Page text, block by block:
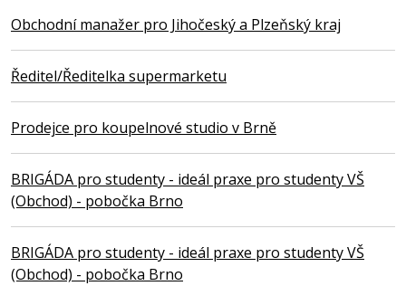
Obchodní manažer pro Jihočeský a Plzeňský kraj
Ředitel/Ředitelka supermarketu
Prodejce pro koupelnové studio v Brně
BRIGÁDA pro studenty - ideál praxe pro studenty VŠ
(Obchod) - pobočka Brno
BRIGÁDA pro studenty - ideál praxe pro studenty VŠ
(Obchod) - pobočka Brno